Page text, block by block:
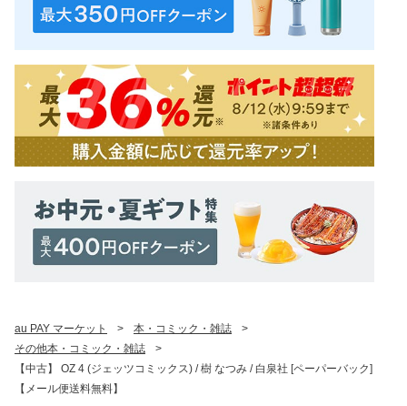
au PAY マーケット > 本・コミック・雑誌
>
その他本・コミック・雑誌
>
【中古】 OZ 4 (ジェッツコミックス) / 樹 なつみ / 白泉社 [ペーパーバック]
【メール便送料無料】